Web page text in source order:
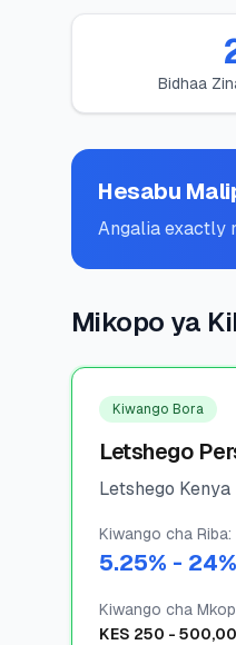
Bidhaa
Hesabu
Angalia exactly
Mikopo ya
Kiwango Bora
Letshego
Letshego Kenya
Kiwango cha Riba:
5.25% - 24%
Kiwango cha
KES 250 -